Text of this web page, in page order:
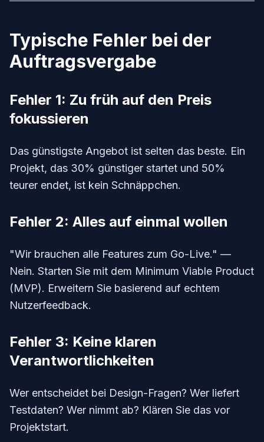
Typische Fehler bei der
Auftragsvergabe
Fehler 1: Zu früh auf den Preis
fokussieren
Das günstigste Angebot ist selten das beste. Ein
Projekt, das 30% günstiger startet und 50%
teurer endet, ist kein Schnäppchen.
Fehler 2: Alles auf einmal wollen
"Wir brauchen alle Features zum Go-Live." —
Nein. Starten Sie mit dem Minimum Viable Product
(MVP). Erweitern Sie basierend auf echtem
Nutzerfeedback.
Fehler 3: Keine klaren
Verantwortlichkeiten
Wer entscheidet bei Design-Fragen? Wer liefert
Testdaten? Wer nimmt ab? Klären Sie das vor
Projektstart.